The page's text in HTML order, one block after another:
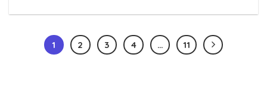
1 2 3 4 … 11